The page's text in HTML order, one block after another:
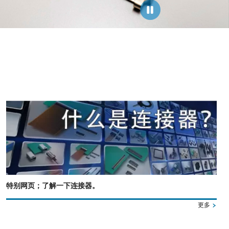
特别网页；了解一下连接器。
更多